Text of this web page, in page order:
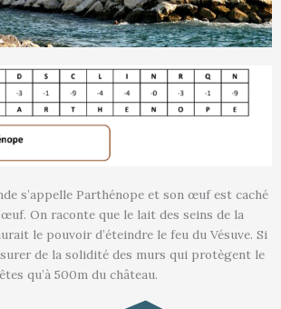
s’appelle Parthénope et son œuf est caché
On raconte que le lait des seins de la
le pouvoir d’éteindre le feu du Vésuve. Si
de la solidité des murs qui protègent le
qu’à 500m du château.